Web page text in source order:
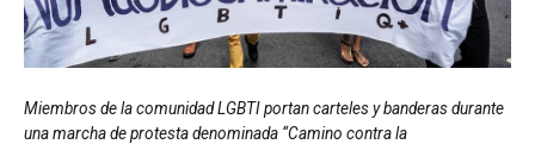
Miembros de la comunidad LGBTI portan carteles y banderas durante
una marcha de protesta denominada “Camino contra la